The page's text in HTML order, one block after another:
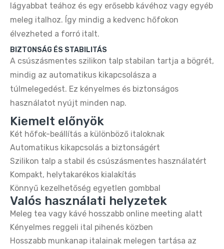
Buydeem DT620E Retro 2‑Szeletes
Kenyérpirító – Zöld, Állítható Fokozat
16.990 Ft 32.990 Ft
Kenyérpirító – Zöld, 7 Fokozat
18.790 Ft 34.990 Ft
Buydeem DT640E 4 szeletes kenyérpirító –
retro citromsárga design
19.990 Ft 34.990 Ft
lágyabbat teához és egy erősebb kávéhoz vagy egyéb
meleg italhoz. Így mindig a kedvenc hőfokon
élvezheted a forró italt.
BIZTONSÁG ÉS STABILITÁS
A csúszásmentes szilikon talp stabilan tartja a bögrét,
mindig az automatikus kikapcsolásza a
túlmelegedést. Ez kényelmes és biztonságos
használatot nyújt minden nap.
Kiemelt előnyök
Két hőfok-beállítás a különböző italoknak
Automatikus kikapcsolás a biztonságért
Szilikon talp a stabil és csúszásmentes használatért
Kompakt, helytakarékos kialakítás
Könnyű kezelhetőség egyetlen gombbal
Valós használati helyzetek
Meleg tea vagy kávé hosszabb online meeting alatt
Kényelmes reggeli ital pihenés közben
Hosszabb munkanap italainak melegen tartása az